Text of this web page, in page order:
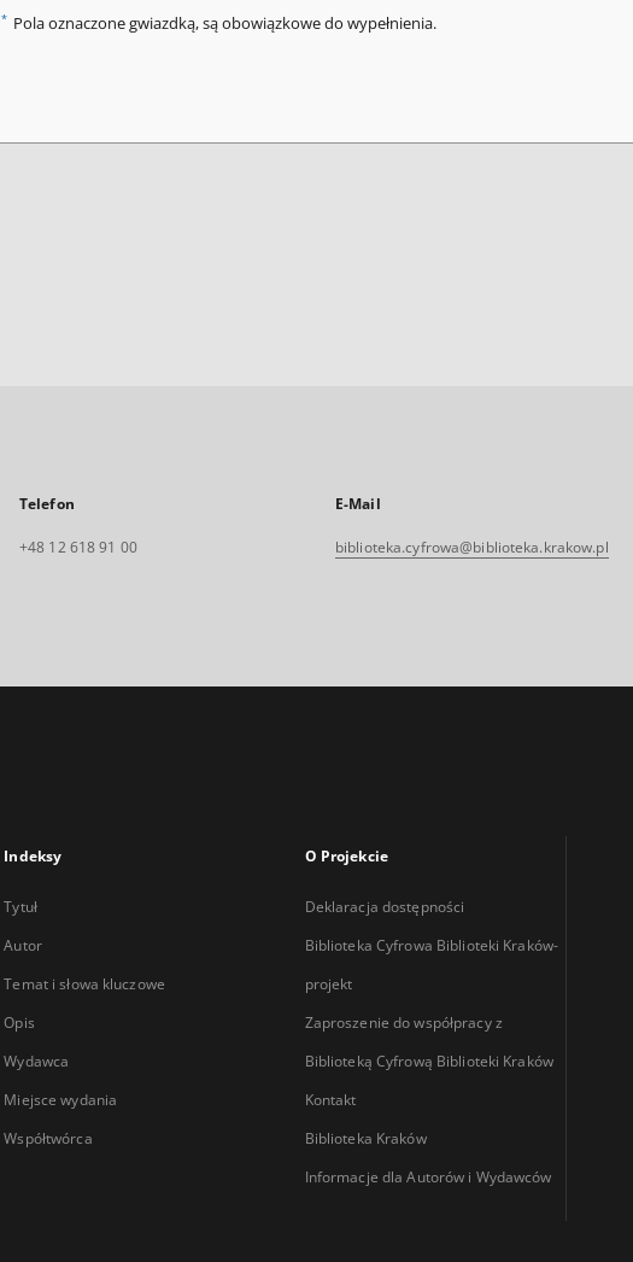
* Pola oznaczone gwiazdką, są obowiązkowe do wypełnienia.
Telefon
+48 12 618 91 00
E-Mail
biblioteka.cyfrowa@biblioteka.krakow.pl
Indeksy
Tytuł
Autor
Temat i słowa kluczowe
Opis
Wydawca
Miejsce wydania
Współtwórca
O Projekcie
Deklaracja dostępności
Biblioteka Cyfrowa Biblioteki Kraków-
projekt
Zaproszenie do współpracy z
Biblioteką Cyfrową Biblioteki Kraków
Kontakt
Biblioteka Kraków
Informacje dla Autorów i Wydawców